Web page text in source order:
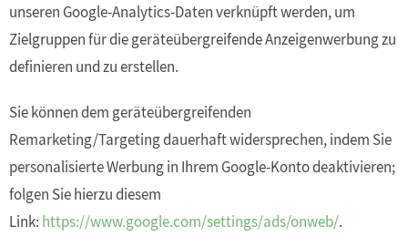
unseren Google-Analytics-Daten verknüpft werden, um
Zielgruppen für die geräteübergreifende Anzeigenwerbung zu
definieren und zu erstellen.
Sie können dem geräteübergreifenden
Remarketing/Targeting dauerhaft widersprechen, indem Sie
personalisierte Werbung in Ihrem Google-Konto deaktivieren;
folgen Sie hierzu diesem
Link: https://www.google.com/settings/ads/onweb/.